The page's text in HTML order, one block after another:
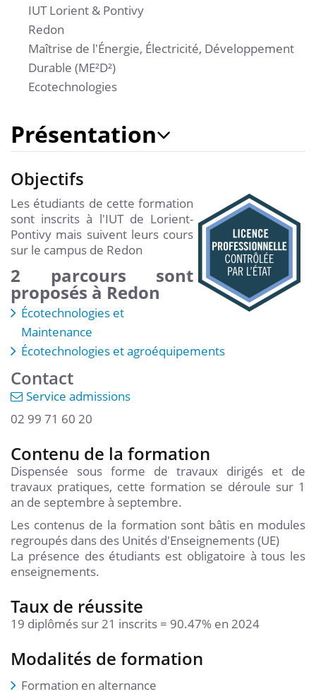
IUT Lorient & Pontivy
Redon
Maîtrise de l'Énergie, Électricité, Développement
Durable (ME²D²)
Ecotechnologies
Présentation
Objectifs
Les étudiants de cette formation
sont inscrits à l'IUT de Lorient-
Pontivy mais suivent leurs cours
sur le campus de Redon
2 parcours sont
proposés à Redon
Écotechnologies et
Maintenance
Écotechnologies et agroéquipements
Contact
Service admissions
02 99 71 60 20
Contenu de la formation
Dispensée sous forme de travaux dirigés et de
travaux pratiques, cette formation se déroule sur 1
an de septembre à septembre.
Les contenus de la formation sont bâtis en modules
regroupés dans des Unités d'Enseignements (UE)
La présence des étudiants est obligatoire à tous les
enseignements.
Taux de réussite
19 diplômés sur 21 inscrits = 90.47% en 2024
Modalités de formation
Formation en alternance